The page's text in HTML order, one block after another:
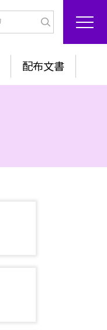
配布文書